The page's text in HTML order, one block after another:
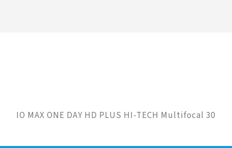
IO MAX ONE DAY HD PLUS HI-TECH Multifocal 30